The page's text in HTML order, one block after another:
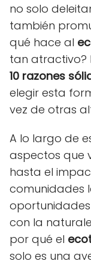
no solo
también
qué hace al
tan atractivo?
10 razones
elegir esta
vez de otras
A lo largo de
aspectos que
hasta el
comunidades
con la
por qué el
solo es una